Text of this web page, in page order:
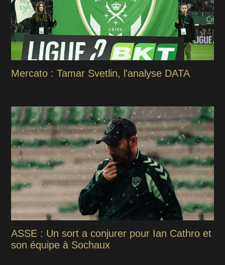
Mercato : Tamar Svetlin, l'analyse DATA
ASSE : Un sort a conjurer pour Ian Cathro et
son équipe à Sochaux